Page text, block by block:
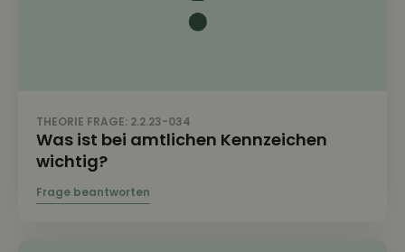
THEORIE FRAGE: 2.2.23-034
Was ist bei amtlichen Kennzeichen
wichtig?